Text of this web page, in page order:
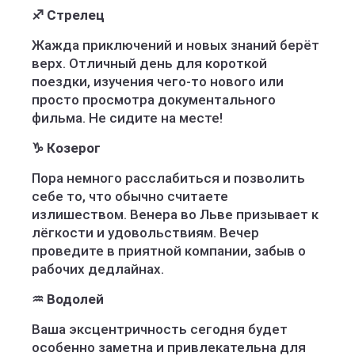
♐ Стрелец
Жажда приключений и новых знаний берёт
верх. Отличный день для короткой
поездки, изучения чего-то нового или
просто просмотра документального
фильма. Не сидите на месте!
♑ Козерог
Пора немного расслабиться и позволить
себе то, что обычно считаете
излишеством. Венера во Льве призывает к
лёгкости и удовольствиям. Вечер
проведите в приятной компании, забыв о
рабочих дедлайнах.
♒ Водолей
Ваша эксцентричность сегодня будет
особенно заметна и привлекательна для